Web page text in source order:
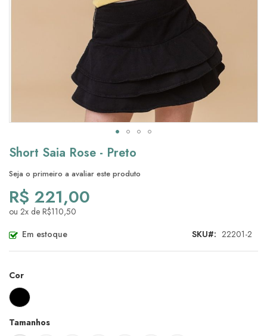
Short Saia Rose - Preto
Seja o primeiro a avaliar este produto
R$ 221,00
ou 2x de R$110,50
Em estoque
SKU 22201-2
Cor
Tamanhos
Saltar
para
o
início
da
Galeria
de
imagens